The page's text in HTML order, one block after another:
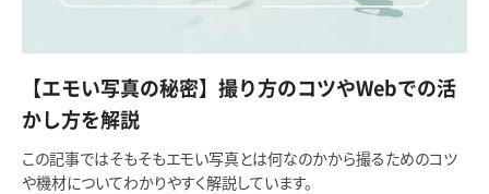
【エモい写真の秘密】撮り方のコツやWebでの活
かし方を解説
この記事ではそもそもエモい写真とは何なのかから撮るためのコツ
や機材についてわかりやすく解説しています。